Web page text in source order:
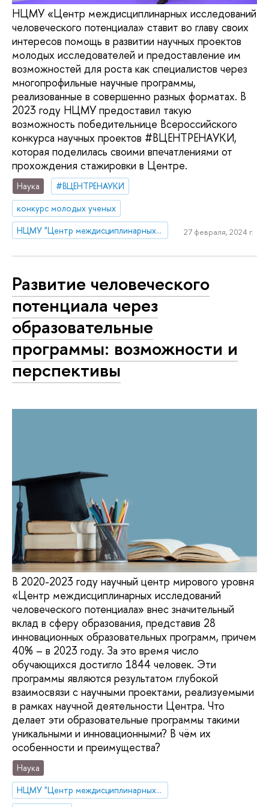
НЦМУ «Центр междисциплинарных исследований
человеческого потенциала» ставит во главу своих
интересов помощь в развитии научных проектов
молодых исследователей и предоставление им
возможностей для роста как специалистов через
многопрофильные научные программы,
реализованные в совершенно разных форматах. В
2023 году НЦМУ предоставил такую
возможность победительнице Всероссийского
конкурса научных проектов #ВЦЕНТРЕНАУКИ,
которая поделилась своими впечатлениями от
прохождения стажировки в Центре.
Наука
#ВЦЕНТРЕНАУКИ
конкурс молодых ученых
НЦМУ "Центр междисциплинарных исследований человеческого потенциала"
27 февраля, 2024 г.
Развитие человеческого
потенциала через
образовательные
программы: возможности и
перспективы
В 2020-2023 году научный центр мирового уровня
«Центр междисциплинарных исследований
человеческого потенциала» внес значительный
вклад в сферу образования, представив 28
инновационных образовательных программ, причем
40% – в 2023 году. За это время число
обучающихся достигло 1844 человек. Эти
программы являются результатом глубокой
взаимосвязи с научными проектами, реализуемыми
в рамках научной деятельности Центра. Что
делает эти образовательные программы такими
уникальными и инновационными? В чём их
особенности и преимущества?
Наука
НЦМУ "Центр междисциплинарных исследований человеческого потенциала"